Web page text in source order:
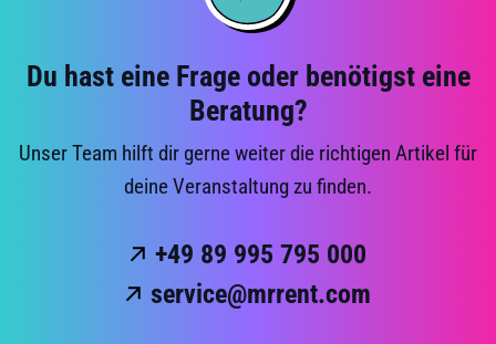
Du hast eine Frage oder benötigst eine
Beratung?
Unser Team hilft dir gerne weiter die richtigen Artikel für
deine Veranstaltung zu finden.
+49 89 995 795 000
service@mrrent.com